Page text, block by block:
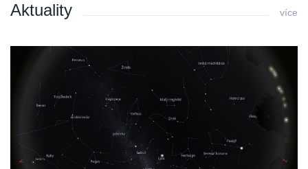
Aktuality více